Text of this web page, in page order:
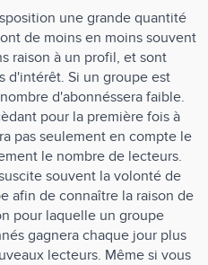
une grande quantité
de moins en moins souvent
raison à un profil, et sont
d'intérêt. Si un groupe est
d'abonnéssera faible.
pour la première fois à
pas seulement en compte le
le nombre de lecteurs.
souvent la volonté de
afin de connaître la raison de
pour laquelle un groupe
gagnera chaque jour plus
lecteurs. Même si vous